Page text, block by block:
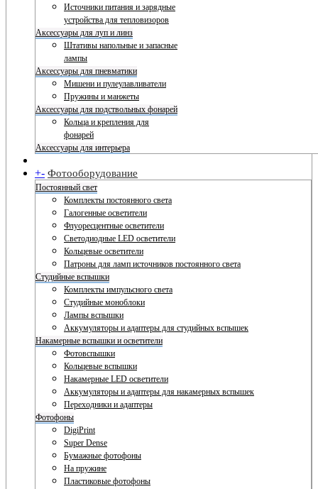
Источники питания и зарядные
устройства для тепловизоров
Аксессуары для луп и линз
Штативы напольные и запасные
лампы
Аксессуары для пневматики
Мишени и пулеулавливатели
Пружины и манжеты
Аксессуары для подствольных фонарей
Кольца и крепления для
фонарей
Аксессуары для интерьера
+- Фотооборудование
Постоянный свет
Комплекты постоянного света
Галогенные осветители
Флуоресцентные осветители
Светодиодные LED осветители
Кольцевые осветители
Патроны для ламп источников постоянного света
Студийные вспышки
Комплекты импульсного света
Студийные моноблоки
Лампы вспышки
Аккумуляторы и адаптеры для студийных вспышек
Накамерные вспышки и осветители
Фотовспышки
Кольцевые вспышки
Накамерные LED осветители
Аккумуляторы и адаптеры для накамерных вспышек
Переходники и адаптеры
Фотофоны
DigiPrint
Super Dense
Бумажные фотофоны
На пружине
Пластиковые фотофоны